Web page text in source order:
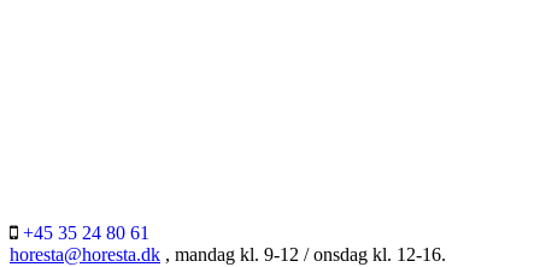
+45 35 24 80 61
horesta@horesta.dk , mandag kl. 9-12 / onsdag kl. 12-16.